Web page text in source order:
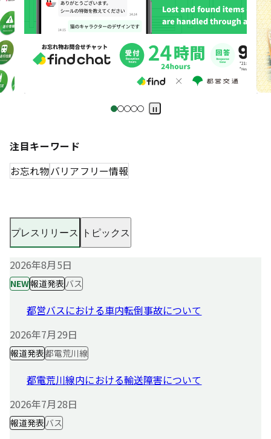
注目キーワード
お忘れ物バリアフリー情報
プレスリリース トピックス
2026年8月5日
NEW報道発表 バス
都営バスにおける車内転倒事故について
2026年7月29日
報道発表都電荒川線
都電荒川線内における輸送障害について
2026年7月28日
報道発表 バス